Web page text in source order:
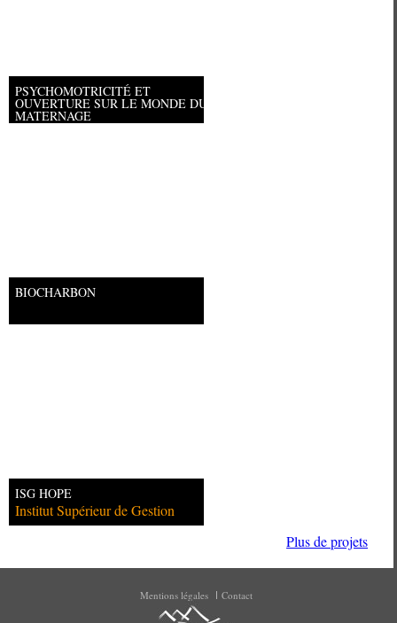
PSYCHOMOTRICITÉ ET
OUVERTURE SUR LE MONDE DU
MATERNAGE
BIOCHARBON
ISG HOPE
Institut Supérieur de Gestion
Plus de projets
Mentions légales Contact